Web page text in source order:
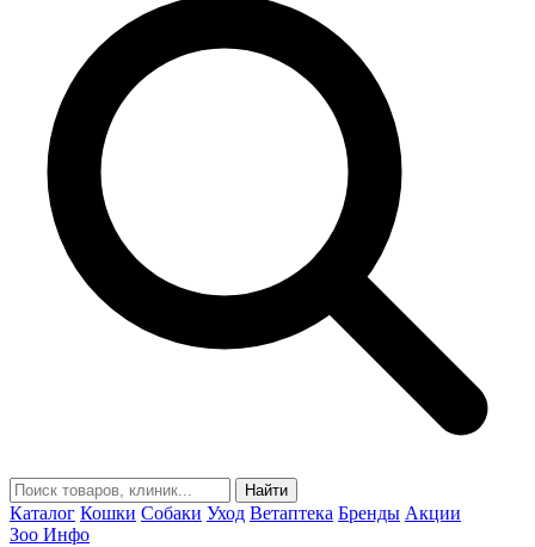
Найти
Каталог Кошки Собаки Уход Ветаптека Бренды Акции
Зоо Инфо